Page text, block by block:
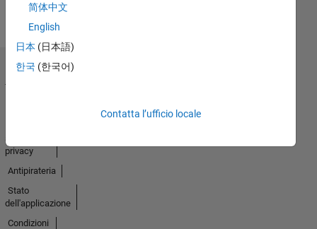
简体中文
English
日本 (日本語)
한국 (한국어)
Contatta l’ufficio locale
Centro di
fiducia
privacy
Antipirateria
Stato
dell'applicazione
Condizioni